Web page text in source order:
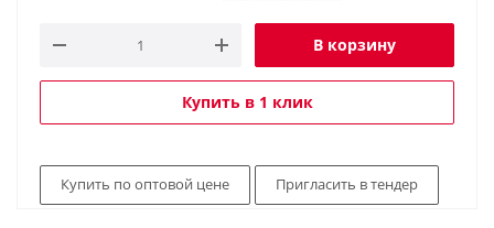
В корзину
Купить в 1 клик
Купить по оптовой цене Пригласить в тендер